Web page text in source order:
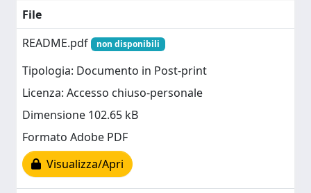
File
README.pdf
non disponibili
Tipologia: Documento in Post-print
Licenza: Accesso chiuso-personale
Dimensione 102.65 kB
Formato Adobe PDF
Visualizza/Apri